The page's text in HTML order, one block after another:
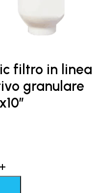
filtro in linea
granulare